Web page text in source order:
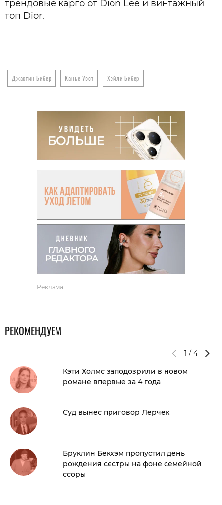
трендовые карго от Dion Lee и винтажный
топ Dior.
Джастин Бибер Канье Уэст Хейли Бибер
Реклама
РЕКОМЕНДУЕМ
1 / 4
Кэти Холмс заподозрили в новом
романе впервые за 4 года
Суд вынес приговор Лерчек
Бруклин Бекхэм пропустил день
рождения сестры на фоне семейной
ссоры